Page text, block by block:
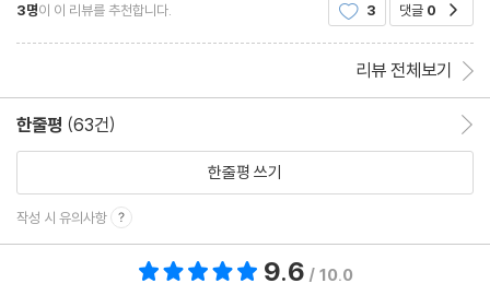
2장 중기 토핑 이유식 1단계
중기 토핑 이유식 1단계 베이스죽
소고기토마토소스
달걀순두부조림
닭고기
양파
3명이 이 리뷰를 추천합니다. 3 댓글 0
리뷰 전체보기
한줄평 (63건)
한줄평 쓰기
작성 시 유의사항
9.6 / 10.0